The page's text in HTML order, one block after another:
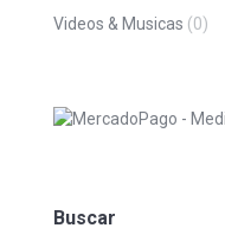
Videos & Musicas (0)
Buscar